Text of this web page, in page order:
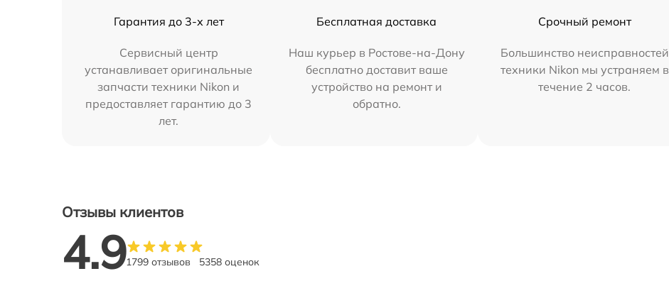
Гарантия до 3-х лет
Сервисный центр
устанавливает оригинальные
запчасти техники Nikon и
предоставляет гарантию до 3
лет.
Бесплатная доставка
Наш курьер в Ростове-на-Дону
бесплатно доставит ваше
устройство на ремонт и
обратно.
Срочный ремонт
Большинство неисправностей
техники Nikon мы устраняем в
течение 2 часов.
Отзывы клиентов
4.91799 отзывов 5358 оценок